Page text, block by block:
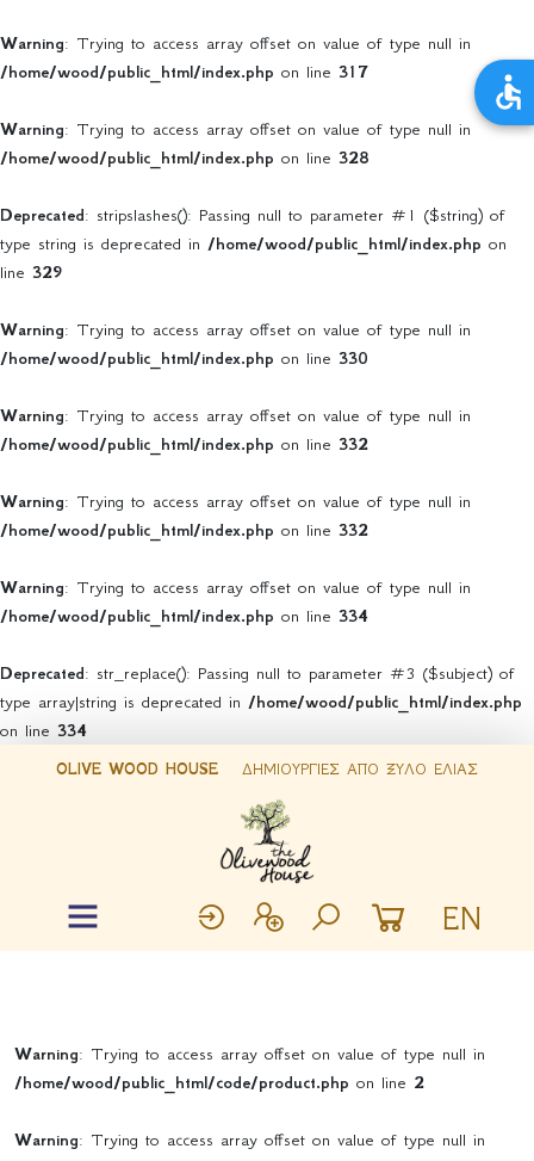
Warning: Trying to access array offset on value of type null in
/home/wood/public_html/index.php on line 317
Warning: Trying to access array offset on value of type null in
/home/wood/public_html/index.php on line 328
Deprecated: stripslashes(): Passing null to parameter #1 ($string) of
type string is deprecated in /home/wood/public_html/index.php on
line 329
Warning: Trying to access array offset on value of type null in
/home/wood/public_html/index.php on line 330
Warning: Trying to access array offset on value of type null in
/home/wood/public_html/index.php on line 332
Warning: Trying to access array offset on value of type null in
/home/wood/public_html/index.php on line 332
Warning: Trying to access array offset on value of type null in
/home/wood/public_html/index.php on line 334
Deprecated: str_replace(): Passing null to parameter #3 ($subject) of
type array|string is deprecated in /home/wood/public_html/index.php
on line 334
OLIVE WOOD HOUSE ΔΗΜΙΟΥΡΓΙΕΣ ΑΠΟ ΞΥΛΟ ΕΛΙΑΣ
EN
Warning: Trying to access array offset on value of type null in
/home/wood/public_html/code/product.php on line 2
Warning: Trying to access array offset on value of type null in